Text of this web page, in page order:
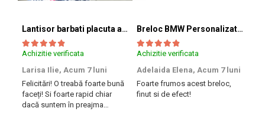
Lantisor barbati placuta army (inox)
Achizitie verificata
Larisa Ilie, Acum 7 luni
Felicitări! O treabă foarte bună
faceți! Si foarte rapid chiar
dacă suntem în preajma
Breloc BMW Personalizat cu Marca si Numarul Masinii
Achizitie verificata
Adelaida Elena, Acum 7 luni
Foarte frumos acest breloc,
finut si de efect!